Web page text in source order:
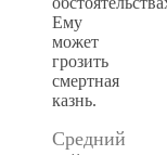
Ему
может
грозить
смертная
казнь.
Средний